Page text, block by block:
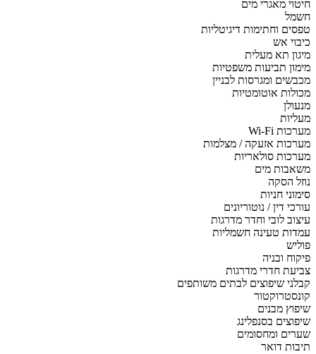
חיטוי מאגרי מים
חשמל
טפסים וחתימות דיגיטליות
כיבוי אש
מיגון תא מעלית
מימון תביעות משפטיות
מכבשים ומגרסות לבניין
מכולות אוטומטיות
מנעולן
מעליות
מערכות Wi-Fi
מערכות אזעקה / מצלמות
מערכות סולאריות
משאבות מים
נוזל הסקה
סימוני חניות
עורכי דין / נוטוריונים
עיצוב לובי וחדר מדרגות
עמדות טעינה חשמליות
פוליש
פיקוח ובניה
צביעת חדרי מדרגות
קבלני שיפוצים לבתים משותפים
קונסטרוקטור
שיפוץ מבנים
שיפוצים בסנפלינג
שערים ומחסומים
תיבות דואר